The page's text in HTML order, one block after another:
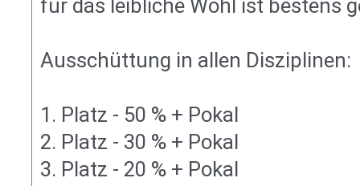
für das leibliche Wohl ist bestens
Ausschüttung in allen Disziplinen:
1. Platz - 50 % + Pokal
2. Platz - 30 % + Pokal
3. Platz - 20 % + Pokal